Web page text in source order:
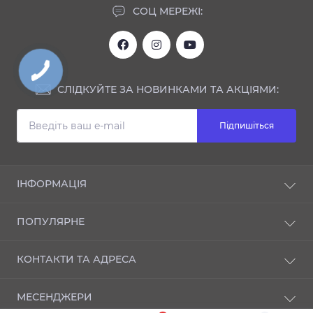
СОЦ МЕРЕЖІ:
СЛІДКУЙТЕ ЗА НОВИНКАМИ ТА АКЦІЯМИ:
Підпишіться
ІНФОРМАЦІЯ
Відгуки
Доставка і оплата
Політика конфеденційності
ПОПУЛЯРНЕ
ІНТЕР'ЄР
КОНТАКТИ ТА АДРЕСА
МЕСЕНДЖЕРИ